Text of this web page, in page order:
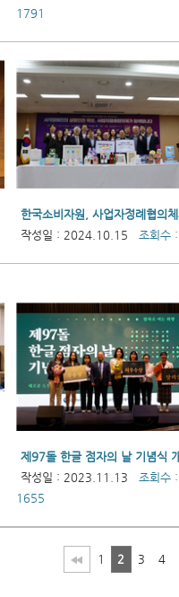
1791
작성일 : 2024.10.15
조회수
제97돌 한글 점자의 날 기념식
작성일 : 2023.11.13
조회수 :
1655
1 2 3 4